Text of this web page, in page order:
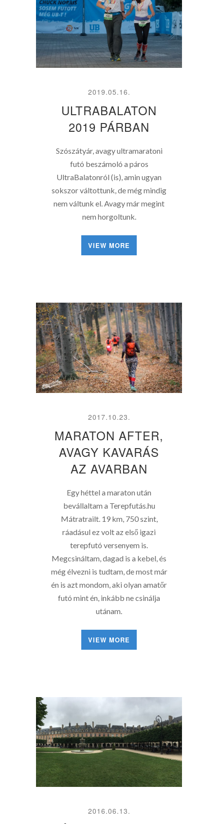
2019.05.16.
ULTRABALATON
2019 PÁRBAN
Szószátyár, avagy ultramaratoni
futó beszámoló a páros
UltraBalatonról (is), amin ugyan
sokszor váltottunk, de még mindig
nem váltunk el. Avagy már megint
nem horgoltunk.
VIEW MORE
2017.10.23.
MARATON AFTER,
AVAGY KAVARÁS
AZ AVARBAN
Egy héttel a maraton után
bevállaltam a Terepfutás.hu
Mátratrailt. 19 km, 750 szint,
ráadásul ez volt az első igazi
terepfutó versenyem is.
Megcsináltam, dagad is a kebel, és
még élvezni is tudtam, de most már
én is azt mondom, aki olyan amatőr
futó mint én, inkább ne csinálja
utánam.
VIEW MORE
2016.06.13.